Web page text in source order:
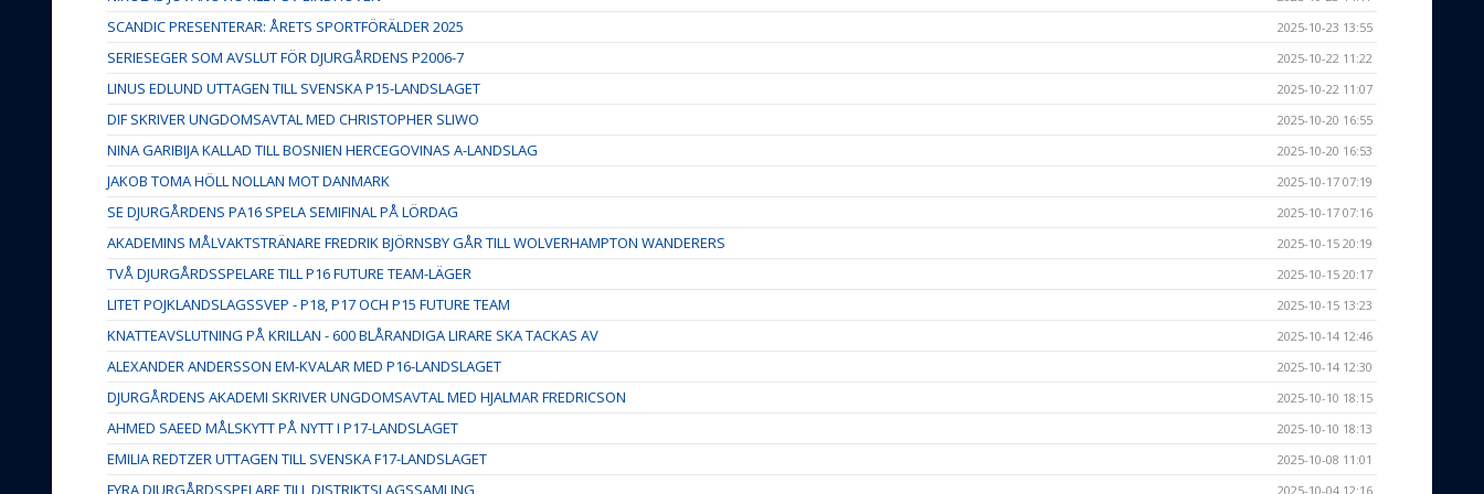
SCANDIC PRESENTERAR: ÅRETS SPORTFÖRÄLDER 2025 2025-10-23 13:55
SERIESEGER SOM AVSLUT FÖR DJURGÅRDENS P2006-7 2025-10-22 11:22
LINUS EDLUND UTTAGEN TILL SVENSKA P15-LANDSLAGET 2025-10-22 11:07
DIF SKRIVER UNGDOMSAVTAL MED CHRISTOPHER SLIWO 2025-10-20 16:55
NINA GARIBIJA KALLAD TILL BOSNIEN HERCEGOVINAS A-LANDSLAG 2025-10-20 16:53
JAKOB TOMA HÖLL NOLLAN MOT DANMARK 2025-10-17 07:19
SE DJURGÅRDENS PA16 SPELA SEMIFINAL PÅ LÖRDAG 2025-10-17 07:16
AKADEMINS MÅLVAKTSTRÄNARE FREDRIK BJÖRNSBY GÅR TILL WOLVERHAMPTON WANDERERS 2025-10-15 20:19
TVÅ DJURGÅRDSSPELARE TILL P16 FUTURE TEAM-LÄGER 2025-10-15 20:17
LITET POJKLANDSLAGSSVEP - P18, P17 OCH P15 FUTURE TEAM 2025-10-15 13:23
KNATTEAVSLUTNING PÅ KRILLAN - 600 BLÅRANDIGA LIRARE SKA TACKAS AV 2025-10-14 12:46
ALEXANDER ANDERSSON EM-KVALAR MED P16-LANDSLAGET 2025-10-14 12:30
DJURGÅRDENS AKADEMI SKRIVER UNGDOMSAVTAL MED HJALMAR FREDRICSON 2025-10-10 18:15
AHMED SAEED MÅLSKYTT PÅ NYTT I P17-LANDSLAGET 2025-10-10 18:13
EMILIA REDTZER UTTAGEN TILL SVENSKA F17-LANDSLAGET 2025-10-08 11:01
FYRA DJURGÅRDSSPELARE TILL DISTRIKTSLAGSSAMLING 2025-10-04 12:16